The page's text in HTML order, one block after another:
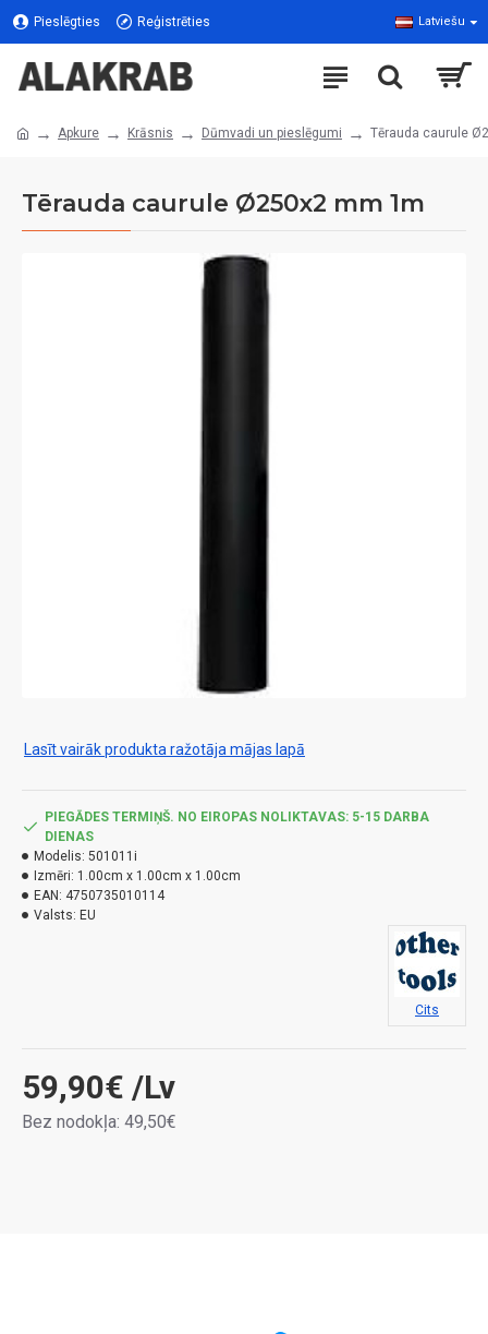
Pieslēgties Reģistrēties Latviešu
Apkure Krāsnis Dūmvadi un pieslēgumi Tērauda caurule
Tērauda caurule Ø250x2 mm 1m
Lasīt vairāk produkta ražotāja mājas lapā
59,90€ /Lv
Bez nodokļa: 49,50€
PIEGĀDES TERMIŅŠ. NO EIROPAS NOLIKTAVAS: 5-15 DARBA
DIENAS
Modelis: 501011i
Izmēri: 1.00cm x 1.00cm x 1.00cm
EAN: 4750735010114
Valsts: EU
Cits